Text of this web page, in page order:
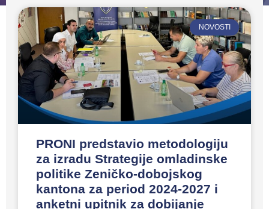
NOVOSTI
PRONI predstavio metodologiju
za izradu Strategije omladinske
politike Zeničko-dobojskog
kantona za period 2024-2027 i
anketni upitnik za dobijanje